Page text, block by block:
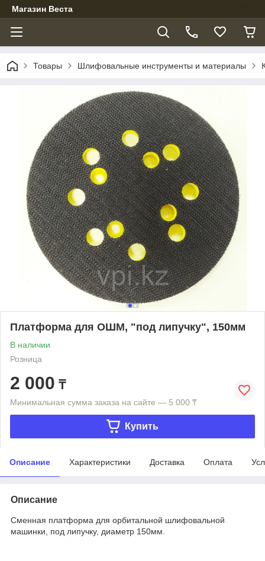
Магазин Веста
Товары Шлифовальные инструменты и материалы
Платформа для ОШМ, "под липучку", 150мм
В наличии
Розница
2 000 ₸
Минимальная сумма заказа на сайте — 5 000 ₸
Купить
Описание Характеристики Доставка Оплата
Описание
Сменная платформа для орбитальной шлифовальной
машинки, под липучку, диаметр 150мм.